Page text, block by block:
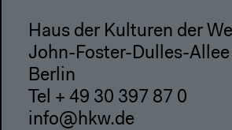
Haus der Kulturen der
John-Foster-Dulles-
Berlin
Tel + 49 30 397 87 0
info@hkw.de